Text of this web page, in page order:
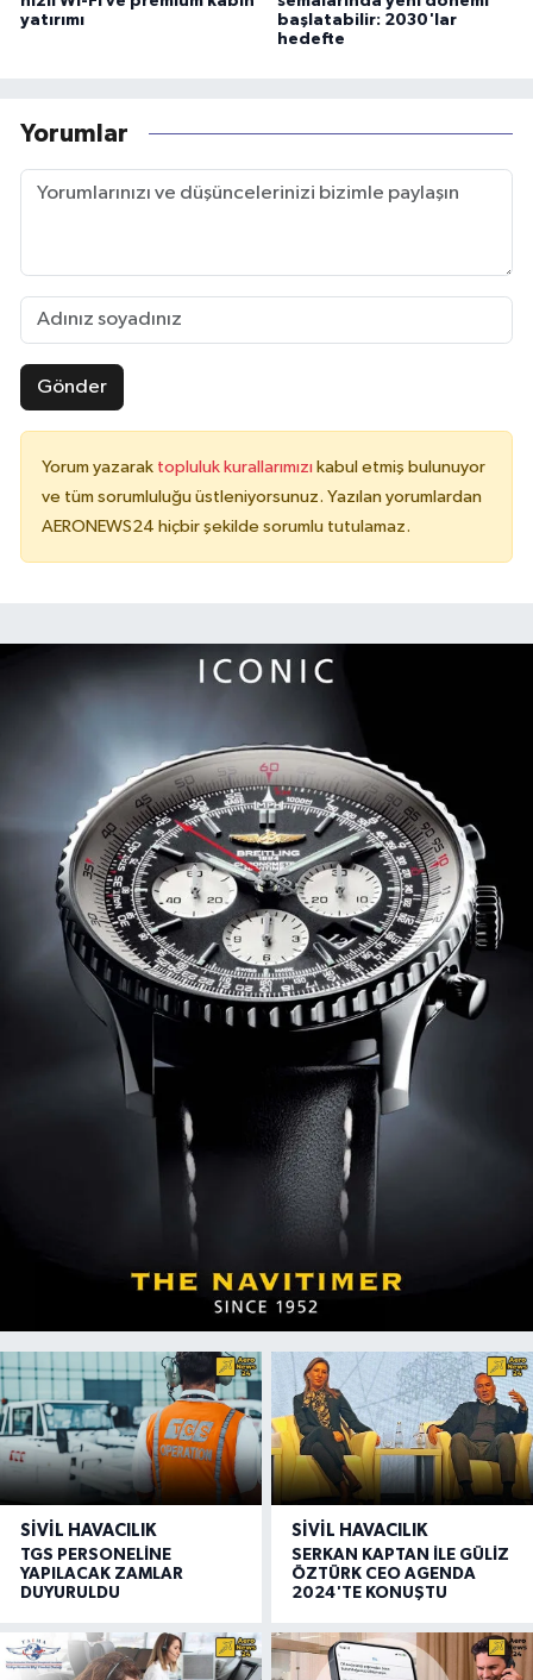
yatırımı
başlatabilir: 2030'lar
hedefte
Yorumlar
Gönder
Yorum yazarak topluluk kurallarımızı kabul etmiş bulunuyor
ve tüm sorumluluğu üstleniyorsunuz. Yazılan yorumlardan
AERONEWS24 hiçbir şekilde sorumlu tutulamaz.
SIVIL HAVACILIK
TGS PERSONELİNE
YAPILACAK ZAMLAR
DUYURULDU
SIVIL HAVACILIK
SERKAN KAPTAN İLE GÜLİZ
ÖZTÜRK CEO AGENDA
2024'TE KONUŞTU